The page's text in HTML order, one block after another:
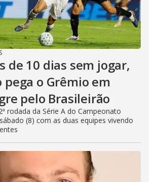
de 10 dias sem jogar,
pega o Grêmio em
pelo Brasileirão
rodada da Série A do Campeonato
(8) com as duas equipes vivendo